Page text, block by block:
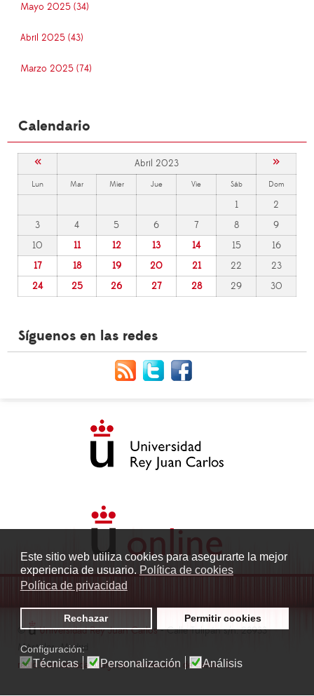
Este sitio web utiliza cookies para asegurarte la mejor
experiencia de usuario. Política de cookies
Política de privacidad
Rechazar Permitir cookies
Configuración:
Técnicas Personalización Análisis
Mayo 2025 (34)
Abril 2025 (43)
Marzo 2025 (74)
Calendario
« Abril 2023 »
Lun Mar Mier Jue Vie Sáb Dom
1
2
3
4 5 6 7 8
9
10
11 12 13 14 15
16
17
18 19 20 21 22
23
24
25 26 27 28 29 30
Síguenos en las redes
© Universidad Rey Juan Carlos- Calle Tulipán s/n. 28933
Móstoles. Madrid
radio.fuenlabrada1@urjc.es|Protección de datos|